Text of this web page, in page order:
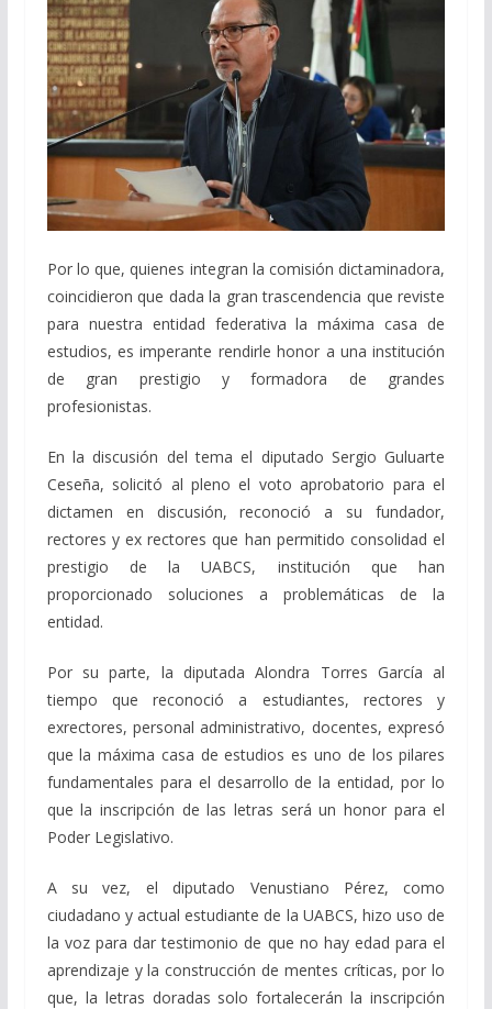
Por lo que, quienes integran la comisión dictaminadora,
coincidieron que dada la gran trascendencia que reviste
para nuestra entidad federativa la máxima casa de
estudios, es imperante rendirle honor a una institución
de gran prestigio y formadora de grandes
profesionistas.
En la discusión del tema el diputado Sergio Guluarte
Ceseña, solicitó al pleno el voto aprobatorio para el
dictamen en discusión, reconoció a su fundador,
rectores y ex rectores que han permitido consolidad el
prestigio de la UABCS, institución que han
proporcionado soluciones a problemáticas de la
entidad.
Por su parte, la diputada Alondra Torres García al
tiempo que reconoció a estudiantes, rectores y
exrectores, personal administrativo, docentes, expresó
que la máxima casa de estudios es uno de los pilares
fundamentales para el desarrollo de la entidad, por lo
que la inscripción de las letras será un honor para el
Poder Legislativo.
A su vez, el diputado Venustiano Pérez, como
ciudadano y actual estudiante de la UABCS, hizo uso de
la voz para dar testimonio de que no hay edad para el
aprendizaje y la construcción de mentes críticas, por lo
que, la letras doradas solo fortalecerán la inscripción